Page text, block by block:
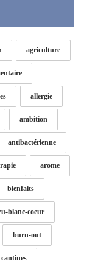
agriculture
allergie
ambition
antibactérienne
arome
bienfaits
blanc-coeur
burn-out
cantines